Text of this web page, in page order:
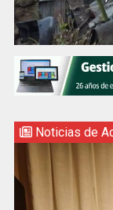
Noticias de